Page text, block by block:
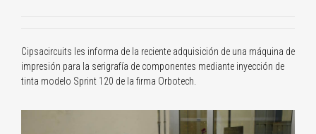
Cipsacircuits les informa de la reciente adquisición de una máquina de
impresión para la serigrafía de componentes mediante inyección de
tinta modelo Sprint 120 de la firma Orbotech.